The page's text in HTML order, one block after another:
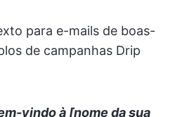
para e-mails de boas-
de campanhas Drip
vindo à [nome da sua